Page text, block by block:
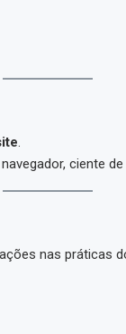
.
ciente
nas práticas